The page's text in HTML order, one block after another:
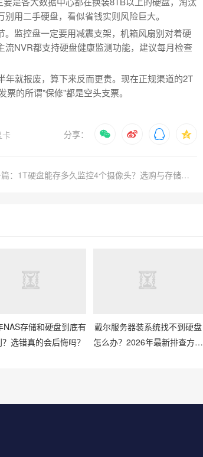
用二手硬盘，看似省钱实则风险巨大。
监控盘一定要用减震支架，机箱风扇别对着硬
NVR都支持硬盘健康监测功能，建议每月检查
就报废，算下来反而更贵。现在正规渠道的2T
的所谓"保修"都是空头支票。
卡 分享：
下一篇：1T硬盘能存多久监控4个摄像头？选购与存储方案全指南
NAS存储和硬盘到底有
选错真的会后悔吗？
戴尔服务器装系统找不到硬盘
怎么办？2026年最新排查方法